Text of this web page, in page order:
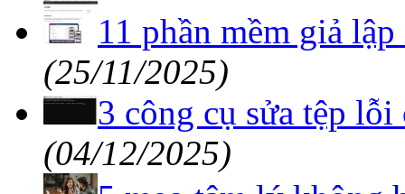
11 phần mềm giả
(25/11/2025)
3 công cụ sửa tệp lỗi
(04/12/2025)